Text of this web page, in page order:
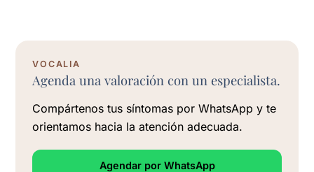
VOCALIA
Agenda una valoración con un especialista.
Compártenos tus síntomas por WhatsApp y te
orientamos hacia la atención adecuada.
Agendar por WhatsApp